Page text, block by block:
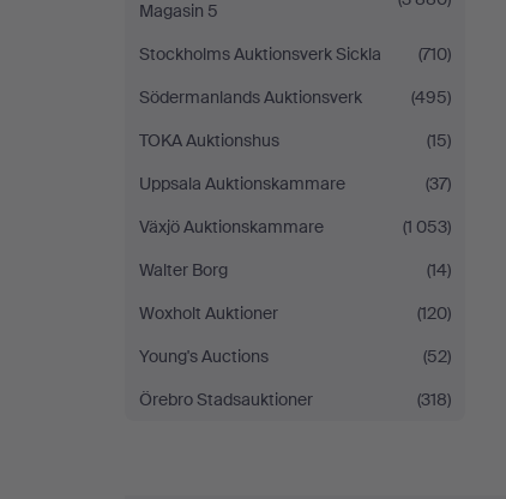
Magasin 5
Stockholms Auktionsverk Sickla
(710)
Södermanlands Auktionsverk
(495)
TOKA Auktionshus
(15)
Uppsala Auktionskammare
(37)
Växjö Auktionskammare
(1 053)
Walter Borg
(14)
Woxholt Auktioner
(120)
Young's Auctions
(52)
Örebro Stadsauktioner
(318)